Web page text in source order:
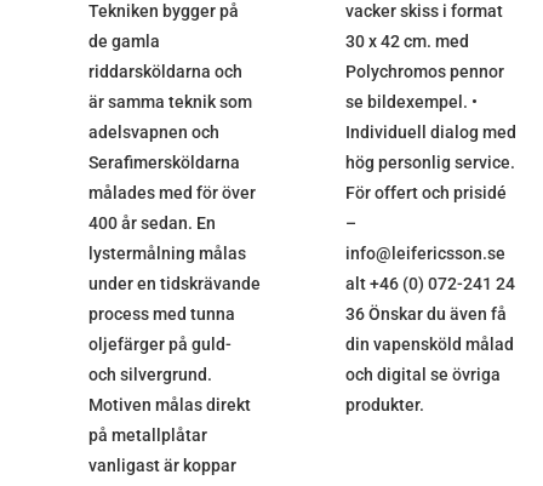
Tekniken bygger på
de gamla
riddarsköldarna och
är samma teknik som
adelsvapnen och
Serafimersköldarna
målades med för över
400 år sedan. En
lystermålning målas
under en tidskrävande
process med tunna
oljefärger på guld-
och silvergrund.
Motiven målas direkt
på metallplåtar
vanligast är koppar
vacker skiss i format
30 x 42 cm. med
Polychromos pennor
se bildexempel. •
Individuell dialog med
hög personlig service.
För offert och prisidé
–
info@leifericsson.se
alt +46 (0) 072-241 24
36 Önskar du även få
din vapensköld målad
och digital se övriga
produkter.